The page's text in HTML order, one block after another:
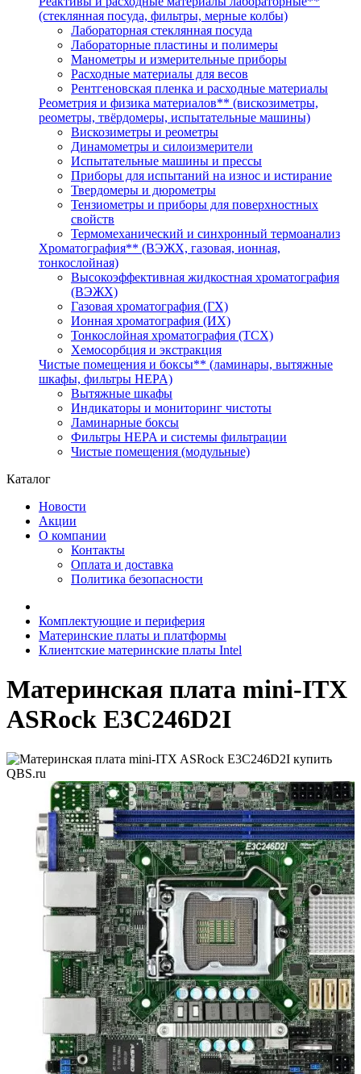
(стеклянная посуда, фильтры, мерные колбы)
Лабораторная стеклянная посуда
Лабораторные пластины и полимеры
Манометры и измерительные приборы
Расходные материалы для весов
Рентгеновская пленка и расходные материалы
Реометрия и физика материалов** (вискозиметры,
реометры, твёрдомеры, испытательные машины)
Вискозиметры и реометры
Динамометры и силоизмерители
Испытательные машины и прессы
Приборы для испытаний на износ и истирание
Твердомеры и дюрометры
Тензиометры и приборы для поверхностных
свойств
Термомеханический и синхронный термоанализ
Хроматография** (ВЭЖХ, газовая, ионная,
тонкослойная)
Высокоэффективная жидкостная хроматография
(ВЭЖХ)
Газовая хроматография (ГХ)
Ионная хроматография (ИХ)
Тонкослойная хроматография (ТСХ)
Хемосорбция и экстракция
Чистые помещения и боксы** (ламинары, вытяжные
шкафы, фильтры HEPA)
Вытяжные шкафы
Индикаторы и мониторинг чистоты
Ламинарные боксы
Фильтры HEPA и системы фильтрации
Чистые помещения (модульные)
Каталог
Новости
Акции
О компании
Контакты
Оплата и доставка
Политика безопасности
Комплектующие и периферия
Материнские платы и платформы
Клиентские материнские платы Intel
Материнская плата mini-ITX
ASRock E3C246D2I